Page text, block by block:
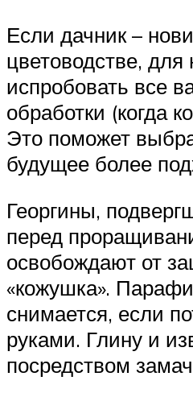
Если дачник –
цветоводстве,
испробовать все
обработки (когда
Это поможет
будущее более
Георгины,
перед
освобождают от
«кожушка».
снимается, если
руками. Глину и
посредством